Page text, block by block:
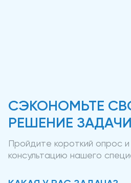
СЭКОНОМЬТЕ
РЕШЕНИЕ ЗАДАЧИ
Пройдите короткий опрос и
консультацию нашего